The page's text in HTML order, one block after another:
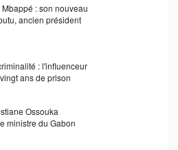
Mbappé : son nouveau
ancien président
: l'influenceur
ans de prison
Ossouka
ministre du Gabon